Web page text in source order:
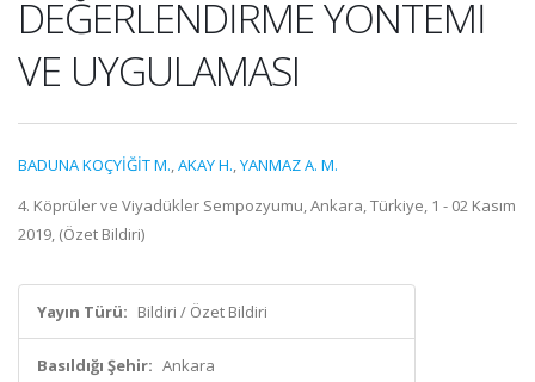
DEĞERLENDİRME YÖNTEMİ
VE UYGULAMASI
BADUNA KOÇYİĞİT M.,AKAY H.,YANMAZ A. M.
4. Köprüler ve Viyadükler Sempozyumu, Ankara, Türkiye, 1 - 02 Kasım
2019, (Özet Bildiri)
Yayın Türü: Bildiri / Özet Bildiri
Basıldığı Şehir: Ankara